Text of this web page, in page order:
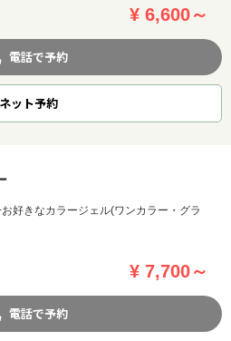
¥ 6,600～
電話で予約
ネット予約
好きなカラージェル(ワンカラー・グラ
¥ 7,700～
電話で予約